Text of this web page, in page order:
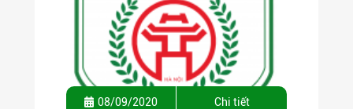
08/09/2020 Chi tiết